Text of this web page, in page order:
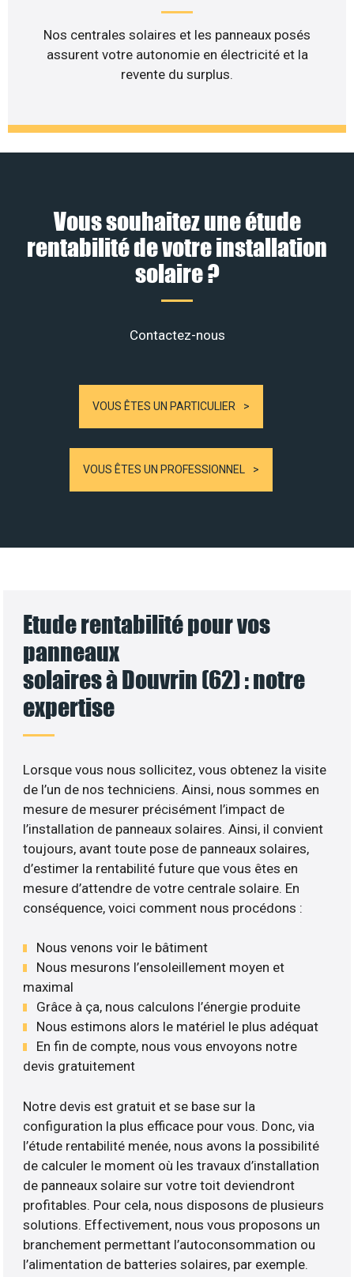
Nos centrales solaires et les panneaux posés
assurent votre autonomie en électricité et la
revente du surplus.
Vous souhaitez une étude
rentabilité de votre installation
solaire ?
Contactez-nous
VOUS ÊTES UN PARTICULIER
VOUS ÊTES UN PROFESSIONNEL
Etude rentabilité pour vos
panneaux
solaires à Douvrin (62) : notre
expertise
Lorsque vous nous sollicitez, vous obtenez la visite
de l’un de nos techniciens. Ainsi, nous sommes en
mesure de mesurer précisément l’impact de
l’installation de panneaux solaires. Ainsi, il convient
toujours, avant toute pose de panneaux solaires,
d’estimer la rentabilité future que vous êtes en
mesure d’attendre de votre centrale solaire. En
conséquence, voici comment nous procédons :
Nous venons voir le bâtiment
Nous mesurons l’ensoleillement moyen et
maximal
Grâce à ça, nous calculons l’énergie produite
Nous estimons alors le matériel le plus adéquat
En fin de compte, nous vous envoyons notre
devis gratuitement
Notre devis est gratuit et se base sur la
configuration la plus efficace pour vous. Donc, via
l’étude rentabilité menée, nous avons la possibilité
de calculer le moment où les travaux d’installation
de panneaux solaire sur votre toit deviendront
profitables. Pour cela, nous disposons de plusieurs
solutions. Effectivement, nous vous proposons un
branchement permettant l’autoconsommation ou
l’alimentation de batteries solaires, par exemple.